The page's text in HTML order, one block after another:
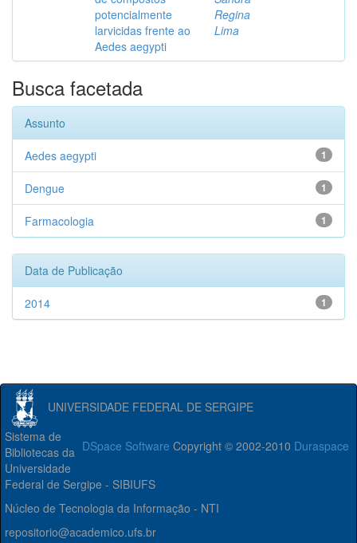
potencialmente
larvicidas frente ao
Aedes aegypti
Regina
Lima
Busca facetada
Assunto
1
Aedes aegypti
1
Dengue
1
Farmacologia
Data de Publicação
1
2014
UNIVERSIDADE FEDERAL DE SERGIPE
DSpace Software Copyright © 2002-2010 Duraspace
Sistema de
Bibliotecas da
Universidade
Federal de Sergipe - SIBIUFS
Núcleo de Tecnologia da Informação - NTI
repositorio@academico.ufs.br